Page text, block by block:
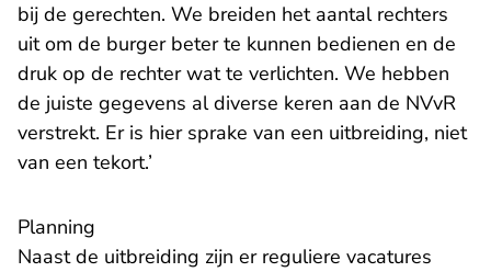
bij de gerechten. We breiden het aantal rechters
uit om de burger beter te kunnen bedienen en de
druk op de rechter wat te verlichten. We hebben
de juiste gegevens al diverse keren aan de NVvR
verstrekt. Er is hier sprake van een uitbreiding, niet
van een tekort.’
Planning
Naast de uitbreiding zijn er reguliere vacatures